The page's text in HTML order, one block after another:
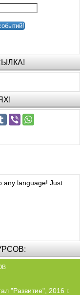
any language! Just
"Развитие", 2016 г.